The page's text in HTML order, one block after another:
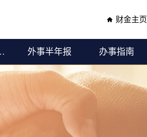
财金主页
融硕士 外事半年报 办事指南